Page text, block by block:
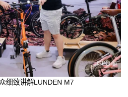
细致讲解LUNDEN M7